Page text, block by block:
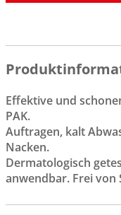
Effektive und
PAK.
Auftragen, kalt
Nacken.
Dermatologisch
anwendbar. Frei von